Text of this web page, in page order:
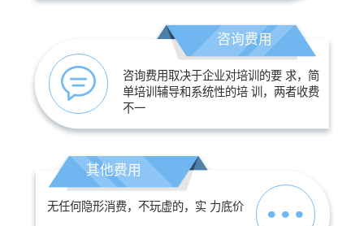
咨询费用
咨询费用取决于企业对培训的要 求，简
单培训辅导和系统性的培 训，两者收费
不一
其他费用
无任何隐形消费，不玩虚的，实 力底价